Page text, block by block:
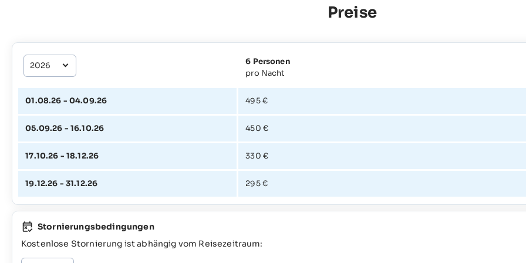
Preise
6 Personen
pro Nacht
01.08.26 - 04.09.26 495 €
05.09.26 - 16.10.26 450 €
17.10.26 - 18.12.26 330 €
19.12.26 - 31.12.26 295 €
Stornierungsbedingungen
Kostenlose Stornierung ist abhängig vom Reisezeitraum: